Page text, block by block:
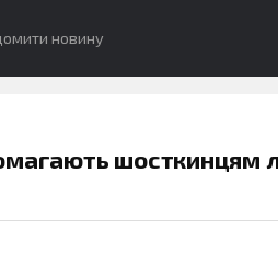
новину
шосткинцям